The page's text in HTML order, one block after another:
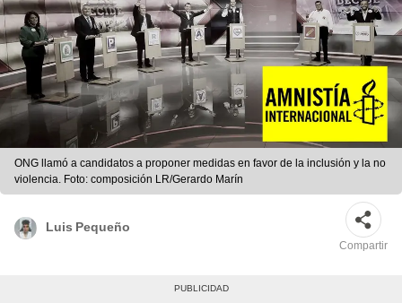
ONG llamó a candidatos a proponer medidas en favor de la inclusión y la no
violencia. Foto: composición LR/Gerardo Marín
Luis Pequeño
Compartir